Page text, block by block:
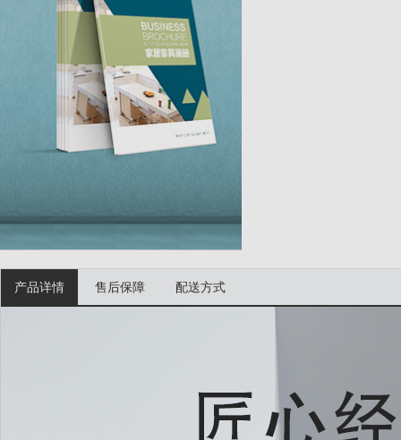
产品详情 售后保障 配送方式